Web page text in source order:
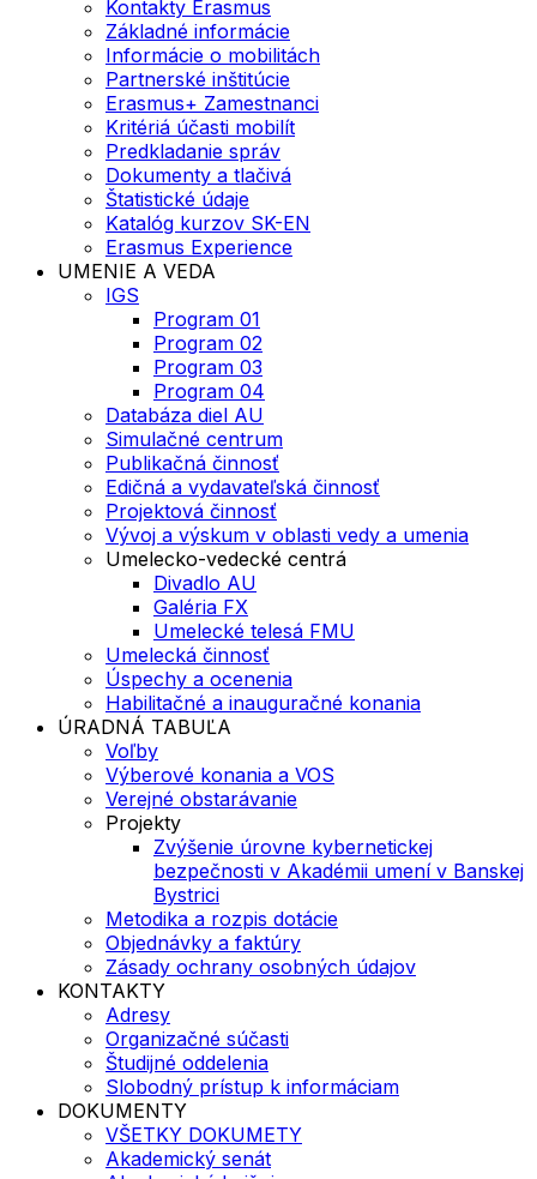
Kontakty Erasmus
Základné informácie
Informácie o mobilitách
Partnerské inštitúcie
Erasmus+ Zamestnanci
Kritériá účasti mobilít
Predkladanie správ
Dokumenty a tlačivá
Štatistické údaje
Katalóg kurzov SK-EN
Erasmus Experience
UMENIE A VEDA
IGS
Program 01
Program 02
Program 03
Program 04
Databáza diel AU
Simulačné centrum
Publikačná činnosť
Edičná a vydavateľská činnosť
Projektová činnosť
Vývoj a výskum v oblasti vedy a umenia
Umelecko-vedecké centrá
Divadlo AU
Galéria FX
Umelecké telesá FMU
Umelecká činnosť
Úspechy a ocenenia
Habilitačné a inauguračné konania
ÚRADNÁ TABUĽA
Voľby
Výberové konania a VOS
Verejné obstarávanie
Projekty
Zvýšenie úrovne kybernetickej
bezpečnosti v Akadémii umení v Banskej
Bystrici
Metodika a rozpis dotácie
Objednávky a faktúry
Zásady ochrany osobných údajov
KONTAKTY
Adresy
Organizačné súčasti
Študijné oddelenia
Slobodný prístup k informáciam
DOKUMENTY
VŠETKY DOKUMETY
Akademický senát